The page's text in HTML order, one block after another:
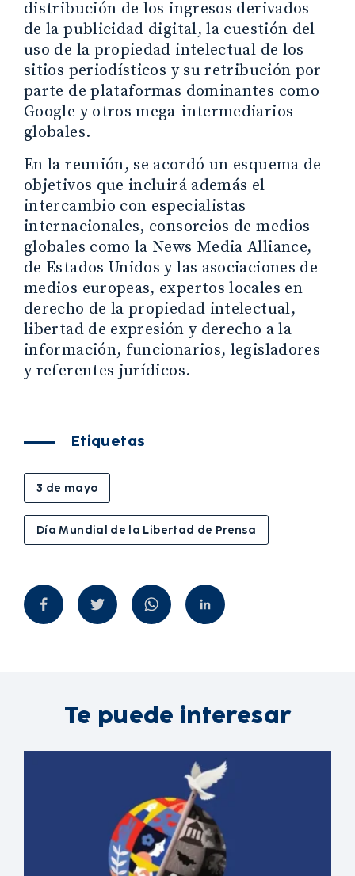
distribución de los ingresos derivados
de la publicidad digital, la cuestión del
uso de la propiedad intelectual de los
sitios periodísticos y su retribución por
parte de plataformas dominantes como
Google y otros mega-intermediarios
globales.
En la reunión, se acordó un esquema de
objetivos que incluirá además el
intercambio con especialistas
internacionales, consorcios de medios
globales como la News Media Alliance,
de Estados Unidos y las asociaciones de
medios europeas, expertos locales en
derecho de la propiedad intelectual,
libertad de expresión y derecho a la
información, funcionarios, legisladores
y referentes jurídicos.
Etiquetas
3 de mayo
Día Mundial de la Libertad de Prensa
Te puede interesar